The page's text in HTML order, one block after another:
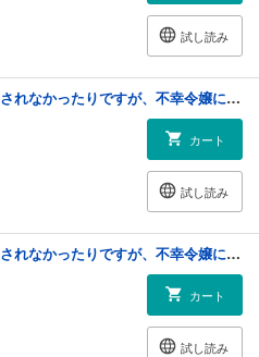
試し読み
婚約破棄されたりされなかったりですが、不幸令嬢になりました。～ざまぁしなくても幸せです～ アンソロジーコミック（２）
カート
試し読み
婚約破棄されたりされなかったりですが、不幸令嬢になりました。～ざまぁしなくても幸せです～ アンソロジーコミック（３）
カート
試し読み